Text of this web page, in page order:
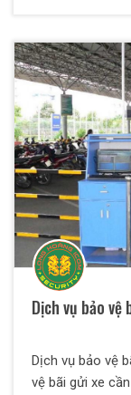
bảo vệ khác.
có kinh nghiệm
chen lấn, trộm
sản và đuối
Dịch vụ bảo vệ
Dịch vụ bảo vệ
vệ bãi gửi xe